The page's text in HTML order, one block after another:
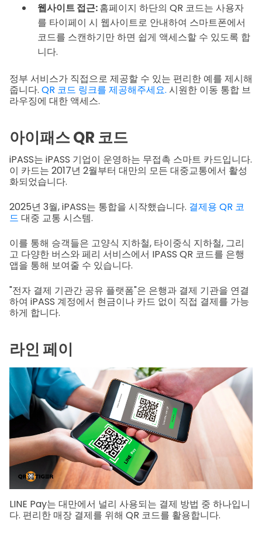
웹사이트 접근:홈페이지 하단의 QR 코드는 사용자
를 타이페이 시 웹사이트로 안내하여 스마트폰에서
코드를 스캔하기만 하면 쉽게 액세스할 수 있도록 합
니다.
정부 서비스가 직접으로 제공할 수 있는 편리한 예를 제시해
줍니다. QR 코드 링크를 제공해주세요. 시원한 이동 통합 브
라우징에 대한 액세스.
아이패스 QR 코드
iPASS는 iPASS 기업이 운영하는 무접촉 스마트 카드입니다.
이 카드는 2017년 2월부터 대만의 모든 대중교통에서 활성
화되었습니다.
2025년 3월, iPASS는 통합을 시작했습니다. 결제용 QR 코
드 대중 교통 시스템.
이를 통해 승객들은 고양식 지하철, 타이중식 지하철, 그리
고 다양한 버스와 페리 서비스에서 IPASS QR 코드를 은행
앱을 통해 보여줄 수 있습니다.
"전자 결제 기관간 공유 플랫폼"은 은행과 결제 기관을 연결
하여 iPASS 계정에서 현금이나 카드 없이 직접 결제를 가능
하게 합니다.
라인 페이
LINE Pay는 대만에서 널리 사용되는 결제 방법 중 하나입니
다. 편리한 매장 결제를 위해 QR 코드를 활용합니다.